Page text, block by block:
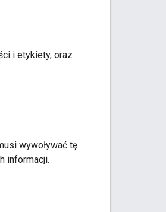
i etykiety, oraz
wywoływać tę
informacji.